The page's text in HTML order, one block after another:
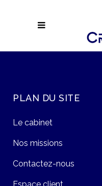
PLAN DU SITE
Le cabinet
Nos missions
Contactez-nous